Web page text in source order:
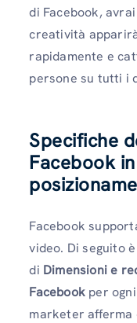
di Facebook,
creatività
rapidamente e
persone su tutti i
Specifiche
Facebook
Facebook
video. Di seguito
di Dimensioni e
Facebook per
marketer afferma